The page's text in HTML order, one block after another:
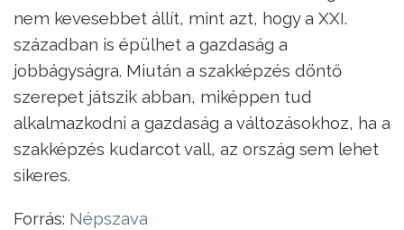
nem kevesebbet állít, mint azt, hogy a XXI.
században is épülhet a gazdaság a
jobbágyságra. Miután a szakképzés döntő
szerepet játszik abban, miképpen tud
alkalmazkodni a gazdaság a változásokhoz, ha a
szakképzés kudarcot vall, az ország sem lehet
sikeres.
Forrás: Népszava